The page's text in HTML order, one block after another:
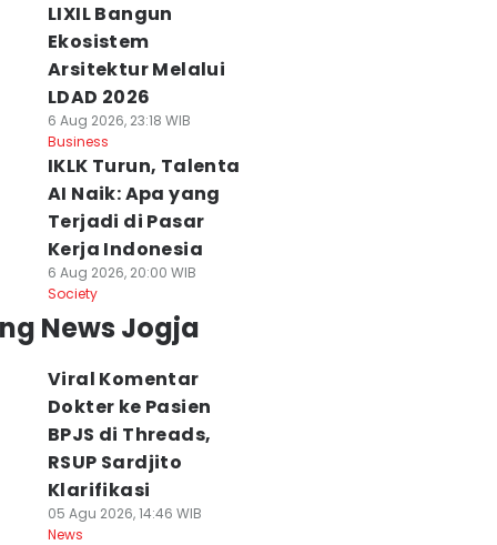
LIXIL Bangun
Ekosistem
Arsitektur Melalui
LDAD 2026
6 Aug 2026, 23:18 WIB
Business
IKLK Turun, Talenta
AI Naik: Apa yang
Terjadi di Pasar
Kerja Indonesia
6 Aug 2026, 20:00 WIB
Society
News Jogja
Viral Komentar
Dokter ke Pasien
BPJS di Threads,
RSUP Sardjito
Klarifikasi
05 Agu 2026, 14:46 WIB
News